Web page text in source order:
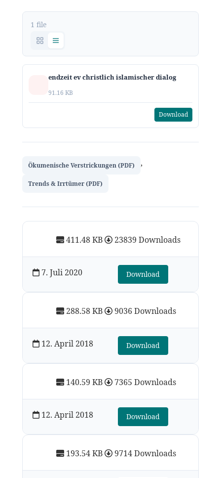
1 file
endzeit ev christlich islamischer dialog
91.16 KB
Download
Ökumenische Verstrickungen (PDF) ,
Trends & Irrtümer (PDF)
411.48 KB 23839 Downloads
7. Juli 2020 Download
288.58 KB 9036 Downloads
12. April 2018 Download
140.59 KB 7365 Downloads
12. April 2018 Download
193.54 KB 9714 Downloads